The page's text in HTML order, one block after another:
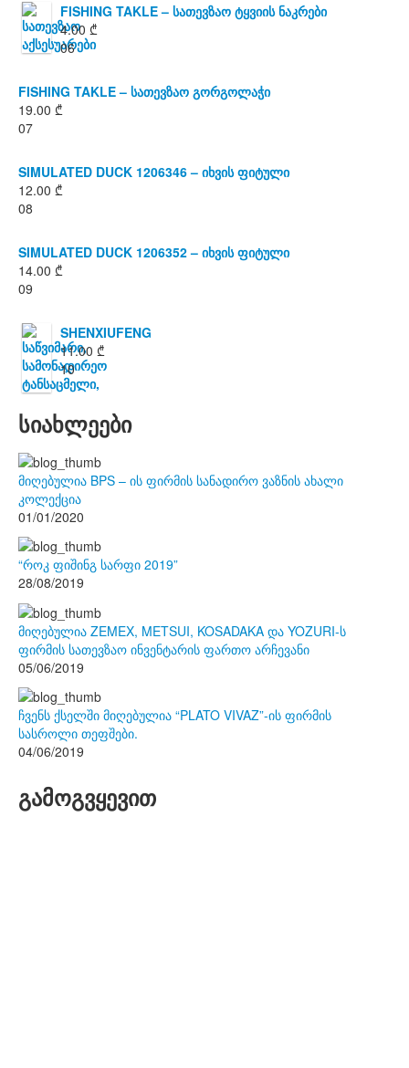
FISHING TAKLE – სათევზაო ტყვიის ნაკრები
4.00 ₾
06
FISHING TAKLE – სათევზაო გორგოლაჭი
19.00 ₾
07
SIMULATED DUCK 1206346 – იხვის ფიტული
12.00 ₾
08
SIMULATED DUCK 1206352 – იხვის ფიტული
14.00 ₾
09
SHENXIUFENG
11.00 ₾
10
სიახლეები
მიღებულია BPS – ის ფირმის სანადირო ვაზნის ახალი
კოლექცია
01/01/2020
“როკ ფიშინგ სარფი 2019”
28/08/2019
მიღებულია ZEMEX, METSUI, KOSADAKA და YOZURI-ს
ფირმის სათევზაო ინვენტარის ფართო არჩევანი
05/06/2019
ჩვენს ქსელში მიღებულია “PLATO VIVAZ”-ის ფირმის
სასროლი თეფშები.
04/06/2019
გამოგვყევით